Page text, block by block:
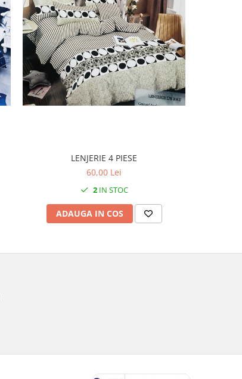
LENJERIE 4 PIESE
60,00 Lei
2IN STOC
ADAUGA IN COS